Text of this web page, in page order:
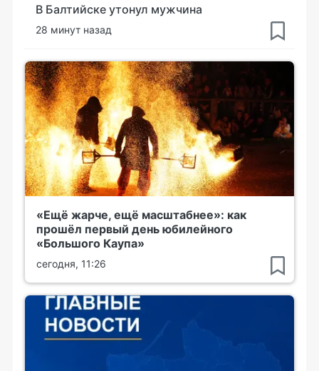
В Балтийске утонул мужчина
28 минут назад
«Ещё жарче, ещё масштабнее»: как
прошёл первый день юбилейного
«Большого Каупа»
сегодня, 11:26